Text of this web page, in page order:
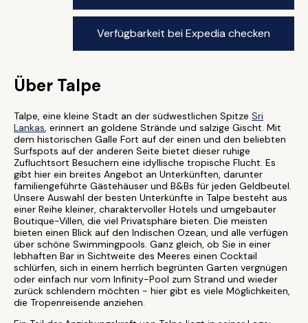
Verfügbarkeit bei Expedia checken
Über Talpe
Talpe, eine kleine Stadt an der südwestlichen Spitze Sri
Lankas, erinnert an goldene Strände und salzige Gischt. Mit
dem historischen Galle Fort auf der einen und den beliebten
Surfspots auf der anderen Seite bietet dieser ruhige
Zufluchtsort Besuchern eine idyllische tropische Flucht. Es
gibt hier ein breites Angebot an Unterkünften, darunter
familiengeführte Gästehäuser und B&Bs für jeden Geldbeutel.
Unsere Auswahl der besten Unterkünfte in Talpe besteht aus
einer Reihe kleiner, charaktervoller Hotels und umgebauter
Boutique-Villen, die viel Privatsphäre bieten. Die meisten
bieten einen Blick auf den Indischen Ozean, und alle verfügen
über schöne Swimmingpools. Ganz gleich, ob Sie in einer
lebhaften Bar in Sichtweite des Meeres einen Cocktail
schlürfen, sich in einem herrlich begrünten Garten vergnügen
oder einfach nur vom Infinity-Pool zum Strand und wieder
zurück schlendern möchten - hier gibt es viele Möglichkeiten,
die Tropenreisende anziehen.